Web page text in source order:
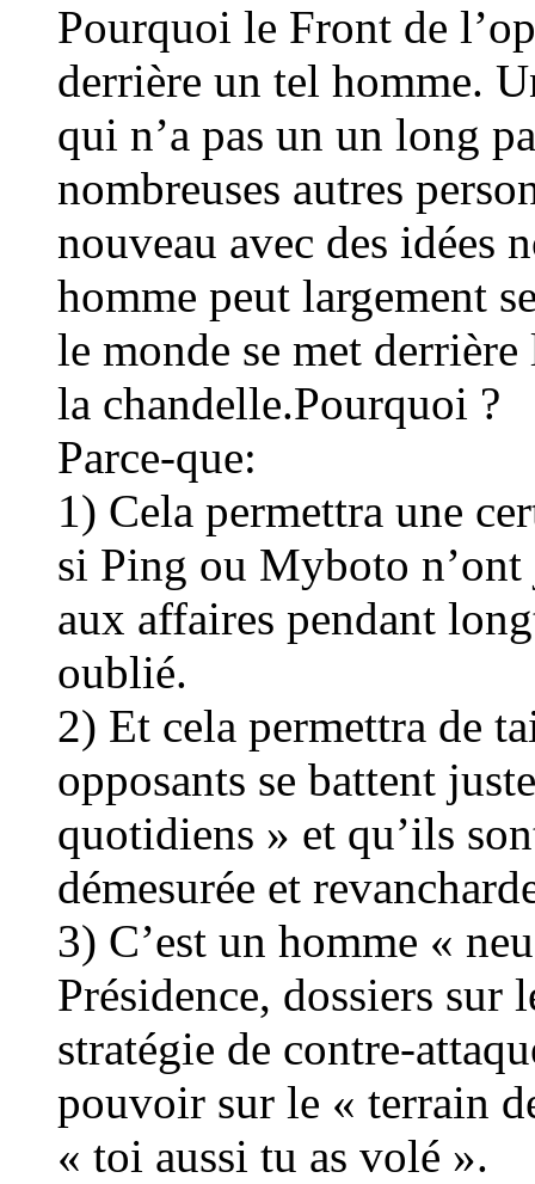
Pourquoi le Front de
derrière un tel homme.
qui n’a pas un un long
nombreuses autres
nouveau avec des idées
homme peut largement
le monde se met
la chandelle.Pourquoi ?
Parce-que:
1) Cela permettra une
si Ping ou Myboto n’ont
aux affaires pendant
oublié.
2) Et cela permettra de
opposants se battent
quotidiens » et qu’ils
démesurée et
3) C’est un homme «
Présidence, dossiers sur
stratégie de contre-
pouvoir sur le « terrain
« toi aussi tu as volé ».